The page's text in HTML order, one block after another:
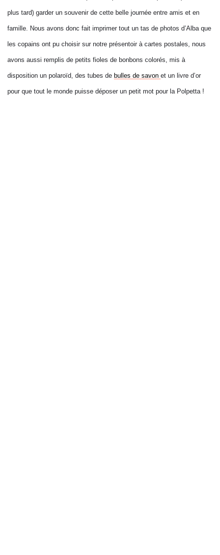
plus tard) garder un souvenir de cette belle journée entre amis et en
famille. Nous avons donc fait imprimer tout un tas de photos d’Alba que
les copains ont pu choisir sur notre présentoir à cartes postales, nous
avons aussi remplis de petits fioles de bonbons colorés, mis à
disposition un polaroïd, des tubes de bulles de savon et un livre d’or
pour que tout le monde puisse déposer un petit mot pour la Polpetta !